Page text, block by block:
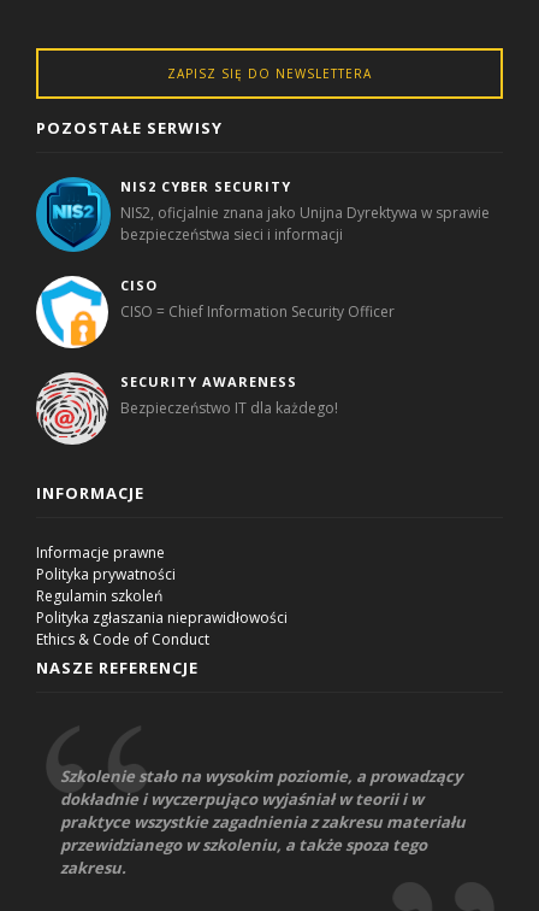
ZAPISZ SIĘ DO NEWSLETTERA
POZOSTAŁE SERWISY
NIS2 CYBER SECURITY
NIS2, oficjalnie znana jako Unijna Dyrektywa w sprawie
bezpieczeństwa sieci i informacji
CISO
CISO = Chief Information Security Officer
SECURITY AWARENESS
Bezpieczeństwo IT dla każdego!
INFORMACJE
Informacje prawne
Polityka prywatności
Regulamin szkoleń
Polityka zgłaszania nieprawidłowości
Ethics & Code of Conduct
NASZE REFERENCJE
Szkolenie stało na wysokim poziomie, a prowadzący
dokładnie i wyczerpująco wyjaśniał w teorii i w
praktyce wszystkie zagadnienia z zakresu materiału
przewidzianego w szkoleniu, a także spoza tego
zakresu.